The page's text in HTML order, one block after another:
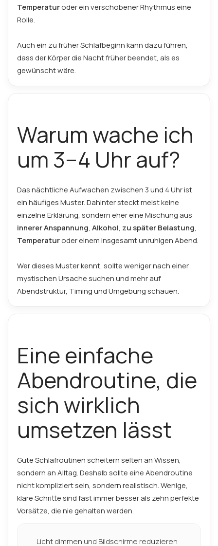
Temperaturoder ein verschobener Rhythmus eine
Rolle.
Auch ein zu früher Schlafbeginn kann dazu führen,
dass der Körper die Nacht früher beendet, als es
gewünscht wäre.
Warum wache ich
um 3–4 Uhr auf?
Das nächtliche Aufwachen zwischen 3 und 4 Uhr ist
ein häufiges Muster. Dahinter steckt meist keine
einzelne Erklärung, sondern eher eine Mischung aus
innerer Anspannung, Alkohol, zu später Belastung,
Temperaturoder einem insgesamt unruhigen Abend.
Wer dieses Muster kennt, sollte weniger nach einer
mystischen Ursache suchen und mehr auf
Abendstruktur, Timing und Umgebung schauen.
Eine einfache
Abendroutine, die
sich wirklich
umsetzen lässt
Gute Schlafroutinen scheitern selten an Wissen,
sondern an Alltag. Deshalb sollte eine Abendroutine
nicht kompliziert sein, sondern realistisch. Wenige,
klare Schritte sind fast immer besser als zehn perfekte
Vorsätze, die nie gehalten werden.
Licht dimmen und Bildschirme reduzieren